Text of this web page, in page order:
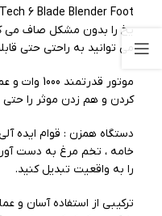
یخ را بدون مشکل صاف می
می توانید به راحتی حتی
موتور
کردن و هم زدن موثر را
دستگاه همزن : قوام ایده
خامه ، تخم مرغ به دست
را به واقعیت تبدیل کنید.
ترکیبی از استفاده آسان و